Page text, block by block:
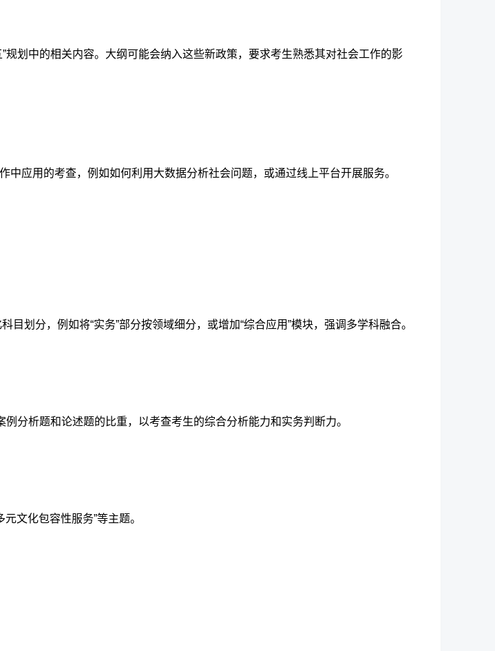
规划中的相关内容。大纲可能会纳入这些新政策，要求考生熟悉其对社会工作的影
中应用的考查，例如如何利用大数据分析社会问题，或通过线上平台开展服务。
目划分，例如将“实务”部分按领域细分，或增加“综合应用”模块，强调多学科融合。
例分析题和论述题的比重，以考查考生的综合分析能力和实务判断力。
元文化包容性服务”等主题。